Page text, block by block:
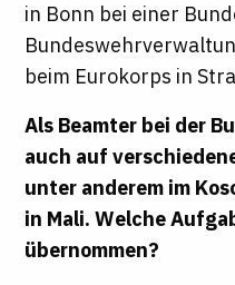
in Bonn bei einer
beim Eurokorps in
Als Beamter bei der
auch auf
unter anderem im
in Mali. Welche
übernommen?